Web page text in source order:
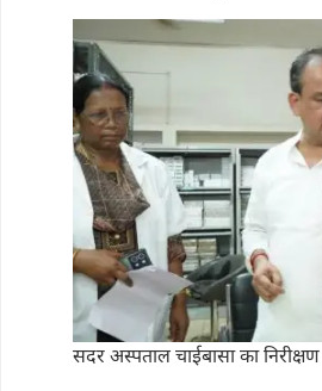
सदर अस्पताल चाईबासा का